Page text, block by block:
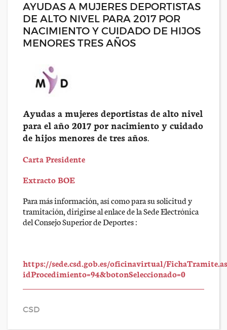
AYUDAS A MUJERES DEPORTISTAS
DE ALTO NIVEL PARA 2017 POR
NACIMIENTO Y CUIDADO DE HIJOS
MENORES TRES AÑOS
Ayudas a mujeres deportistas de alto nivel
para el año 2017 por nacimiento y cuidado
de hijos menores de tres años.
Carta Presidente
Extracto BOE
Para más información, así como para su solicitud y
tramitación, dirigirse al enlace de la Sede Electrónica
del Consejo Superior de Deportes :
https://sede.csd.gob.es/oficinavirtual/
idProcedimiento=94&botonSeleccionado=0
CSD